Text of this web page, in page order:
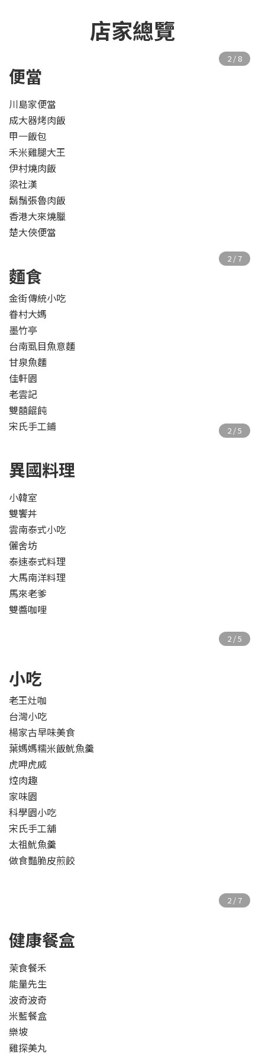
店家總覽
便當
川島家便當
成大器烤肉飯
甲一飯包
禾米雞腿大王
伊村燒肉飯
梁社漢
鬍鬚張魯肉飯
香港大來燒臘
楚大俠便當
麵食
金街傳統小吃
眷村大媽
墨竹亭
台南虱目魚意麵
甘泉魚麵
佳軒園
老雲記
雙囍餛飩
宋氏手工鋪
異國料理
小韓室
雙饗丼
雲南泰式小吃
儷舍坊
泰速泰式料理
大馬南洋料理
馬來老爹
雙醬咖哩
小吃
老王灶咖
台灣小吃
楊家古早味美食
葉媽媽糯米飯魷魚羹
虎呷虎威
焢肉趣
家味園
科學園小吃
宋氏手工舖
太祖魷魚羹
做食豔脆皮煎餃
健康餐盒
茉食餐禾
能量先生
波奇波奇
米藍餐盒
樂坡
雞探美丸